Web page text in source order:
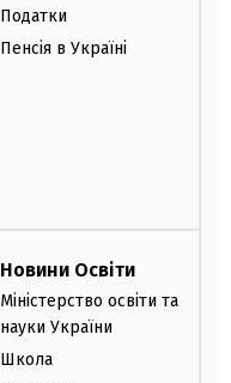
Податки
Пенсія в Україні
Новини Освіти
Міністерство освіти та
науки України
Школа